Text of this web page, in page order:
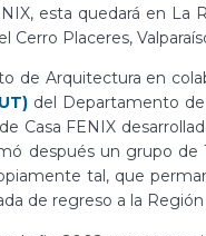
esta quedará en
Cerro Placeres,
de Arquitectura en
del Departamento
Casa FENIX
después un grupo
tal, que
de regreso a la